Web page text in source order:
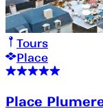
Tours
Place
Place